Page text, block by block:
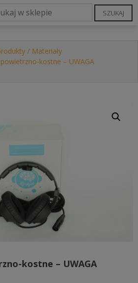
SZUKAJ
/ Materiały
kostne – UWAGA
kostne – UWAGA